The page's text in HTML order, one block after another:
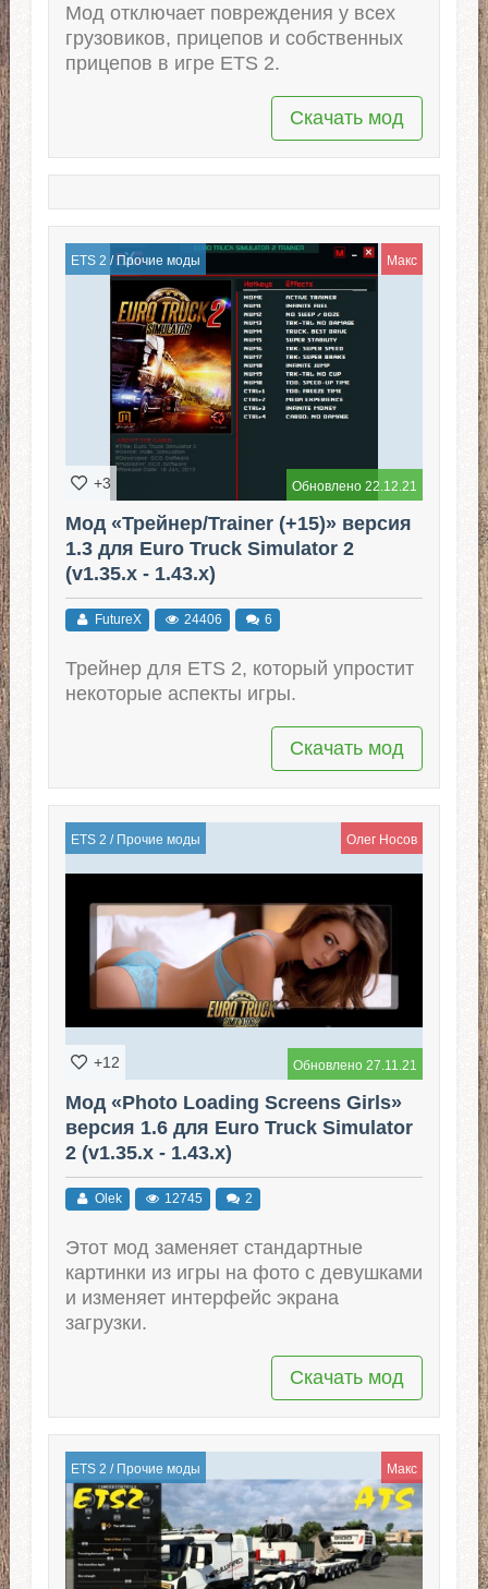
Мод отключает повреждения у всех
грузовиков, прицепов и собственных
прицепов в игре ETS 2.
Скачать мод
ETS 2 /Прочие моды Макс
Обновлено 22.12.21
+3
Мод «Трейнер/Trainer (+15)» версия
1.3 для Euro Truck Simulator 2
(v1.35.x - 1.43.x)
FutureX 24406 6
Трейнер для ЕTS 2, который упростит
некоторые аспекты игры.
Скачать мод
ETS 2 / Прочие моды Олег Носов
Обновлено 27.11.21
+12
Мод «Photo Loading Screens Girls»
версия 1.6 для Euro Truck Simulator
2 (v1.35.x - 1.43.x)
Olek 12745 2
Этот мод заменяет стандартные
картинки из игры на фото с девушками
и изменяет интерфейс экрана
загрузки.
Скачать мод
ETS 2 / Прочие моды Макс